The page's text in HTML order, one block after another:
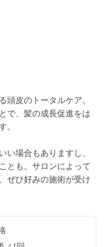
頭皮のトータルケア。
で、髪の成長促進をは
。
い場合もありますし、
とも。サロンによって
ぜひ好みの施術が受け